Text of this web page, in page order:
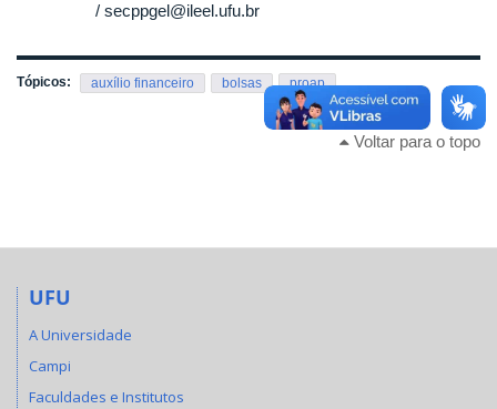
secppgel@ileel.ufu.br
Tópicos: auxílio financeiro bolsas proap
Voltar para o topo
UFU
A Universidade
Campi
Faculdades e Institutos